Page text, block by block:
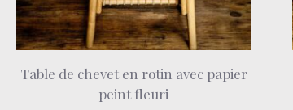
Table de chevet en rotin avec papier
peint fleuri